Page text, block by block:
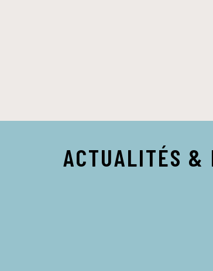
ACTUALITÉS &